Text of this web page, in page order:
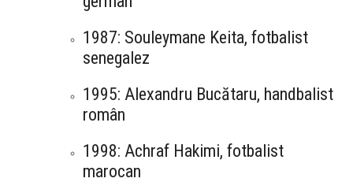
1987: Souleymane Keita, fotbalist
senegalez
1995: Alexandru Bucătaru, handbalist
român
1998: Achraf Hakimi, fotbalist
marocan